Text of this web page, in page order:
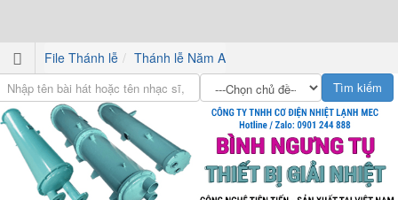
File Thánh lễ Thánh lễ Năm A